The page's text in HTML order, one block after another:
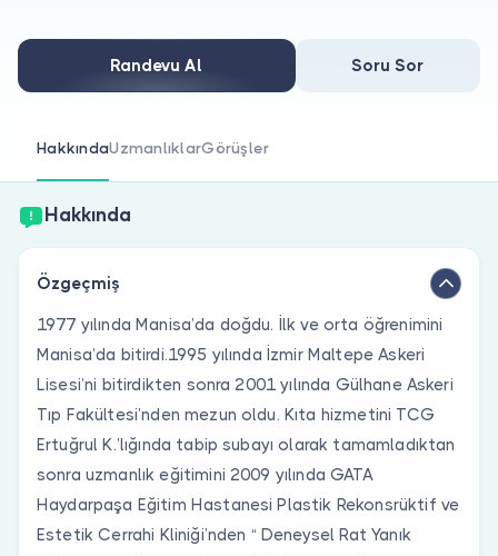
Doktorlar için
Doktor musunuz?
Randevu Al Soru Sor
HakkındaUzmanlıklarGörüşler
Hakkında
Özgeçmiş
1977 yılında Manisa’da doğdu. İlk ve orta öğrenimini
Manisa’da bitirdi.1995 yılında İzmir Maltepe Askeri
Lisesi’ni bitirdikten sonra 2001 yılında Gülhane Askeri
Tıp Fakültesi’nden mezun oldu. Kıta hizmetini TCG
Ertuğrul K.’lığında tabip subayı olarak tamamladıktan
sonra uzmanlık eğitimini 2009 yılında GATA
Haydarpaşa Eğitim Hastanesi Plastik Rekonsrüktif ve
Estetik Cerrahi Kliniği’nden “ Deneysel Rat Yanık